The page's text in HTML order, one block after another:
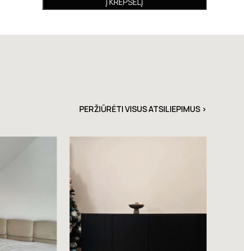
PERŽIŪRĖTI VISUS ATSILIEPIMUS >